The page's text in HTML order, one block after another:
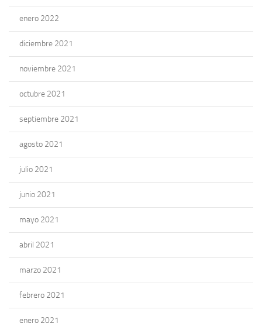
enero 2022
diciembre 2021
noviembre 2021
octubre 2021
septiembre 2021
agosto 2021
julio 2021
junio 2021
mayo 2021
abril 2021
marzo 2021
febrero 2021
enero 2021